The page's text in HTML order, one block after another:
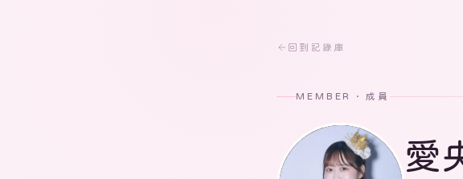
回到記錄庫
MEMBER · 成員
愛